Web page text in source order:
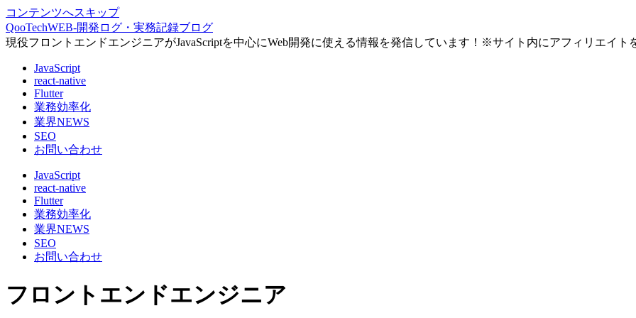
コンテンツへスキップ
QooTechWEB-開発ログ・実務記録ブログ
現役フロントエンドエンジニアがJavaScriptを中心にWeb開発に使える情報を発信しています！※サイト内にアフィリエイト
JavaScript
react-native
Flutter
業務効率化
業界NEWS
SEO
お問い合わせ
JavaScript
react-native
Flutter
業務効率化
業界NEWS
SEO
お問い合わせ
フロントエンドエンジニア